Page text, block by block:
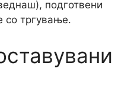
подготвени
со тргување.